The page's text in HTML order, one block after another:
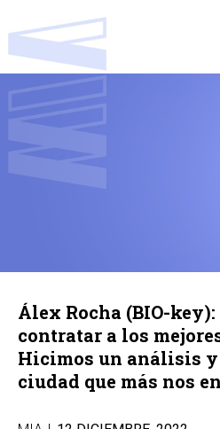
Álex Rocha (BIO-key):
contratar a los
Hicimos un análisis
ciudad que más nos